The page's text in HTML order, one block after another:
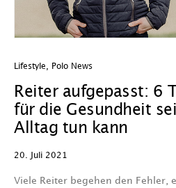
Lifestyle Polo News
Reiter aufgepasst: 6
für die Gesundheit
Alltag tun kann
20. Juli 2021
Viele Reiter begehen den Fehler,